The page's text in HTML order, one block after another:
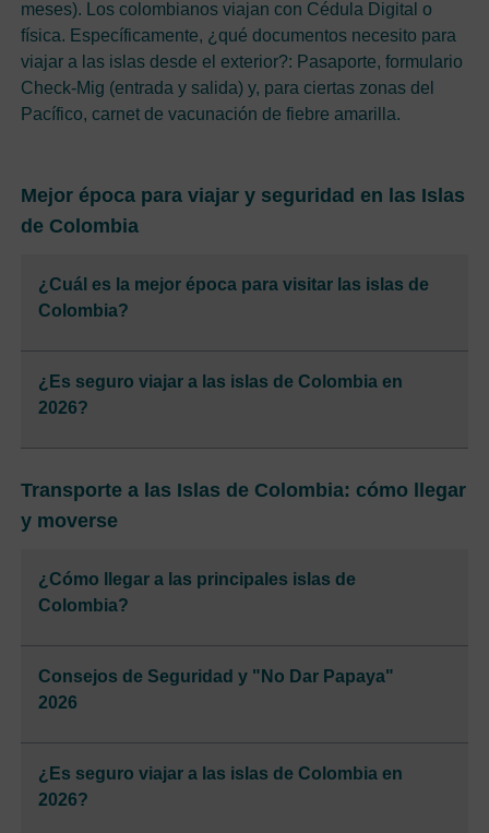
meses). Los colombianos viajan con Cédula Digital o
física. Específicamente, ¿qué documentos necesito para
viajar a las islas desde el exterior?: Pasaporte, formulario
Check-Mig (entrada y salida) y, para ciertas zonas del
Pacífico, carnet de vacunación de fiebre amarilla.
Mejor época para viajar y seguridad en las Islas
de Colombia
¿Cuál es la mejor época para visitar las islas de
Colombia?
¿Es seguro viajar a las islas de Colombia en
2026?
Transporte a las Islas de Colombia: cómo llegar
y moverse
¿Cómo llegar a las principales islas de
Colombia?
Consejos de Seguridad y "No Dar Papaya"
2026
¿Es seguro viajar a las islas de Colombia en
2026?